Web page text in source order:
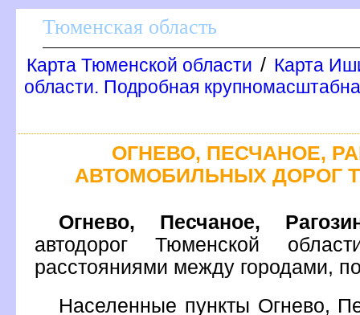
Тюменская область
Карта Тюменской области / Карта
области. Подробная
ОГНЕВО, ПЕСЧАНОЕ,
АВТОМОБИЛЬНЫХ ДОРОГ
Огнево, Песчаное,
автодорог Тюменской
расстояниями между городами,
Населенные пункты Огнево,